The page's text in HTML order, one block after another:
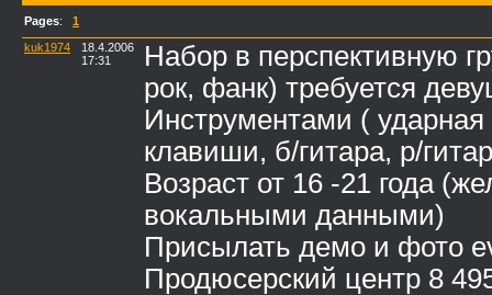
Pages: 1
kuk1974
18.4.2006
17:31
Набор в перспективную
рок, фанк) требуется
Инструментами ( ударная
клавиши, б/гитара, р/
Возраст от 16 -21 года
вокальными данными)
Присылать демо и фото
Продюсерский центр 8